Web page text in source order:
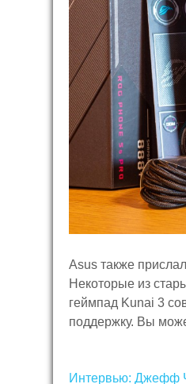
Asus также
Некоторые из
геймпад Kunai 3
поддержку. Вы
Интервью: Джефф